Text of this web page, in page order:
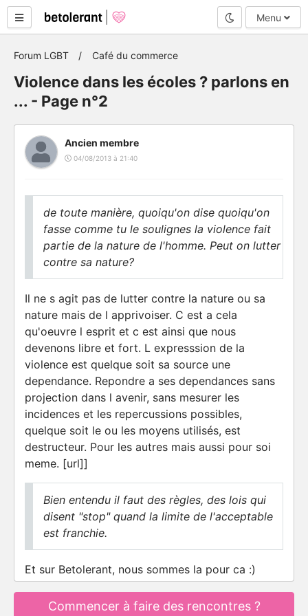
Mode nuit
Menu
Forum LGBT Café du commerce
Violence dans les écoles ? parlons en
... - Page n°2
Ancien membre
04/08/2013 à 21:40
de toute manière, quoiqu'on dise quoiqu'on
fasse comme tu le soulignes la violence fait
partie de la nature de l'homme. Peut on lutter
contre sa nature?
Il ne s agit pas de lutter contre la nature ou sa
nature mais de l apprivoiser. C est a cela
qu'oeuvre l esprit et c est ainsi que nous
devenons libre et fort. L expresssion de la
violence est quelque soit sa source une
dependance. Repondre a ses dependances sans
projection dans l avenir, sans mesurer les
incidences et les repercussions possibles,
quelque soit le ou les moyens utilisés, est
destructeur. Pour les autres mais aussi pour soi
meme. [url]]
Bien entendu il faut des règles, des lois qui
disent "stop" quand la limite de l'acceptable
est franchie.
Et sur Betolerant, nous sommes la pour ca :)
Commencer à faire des rencontres ?